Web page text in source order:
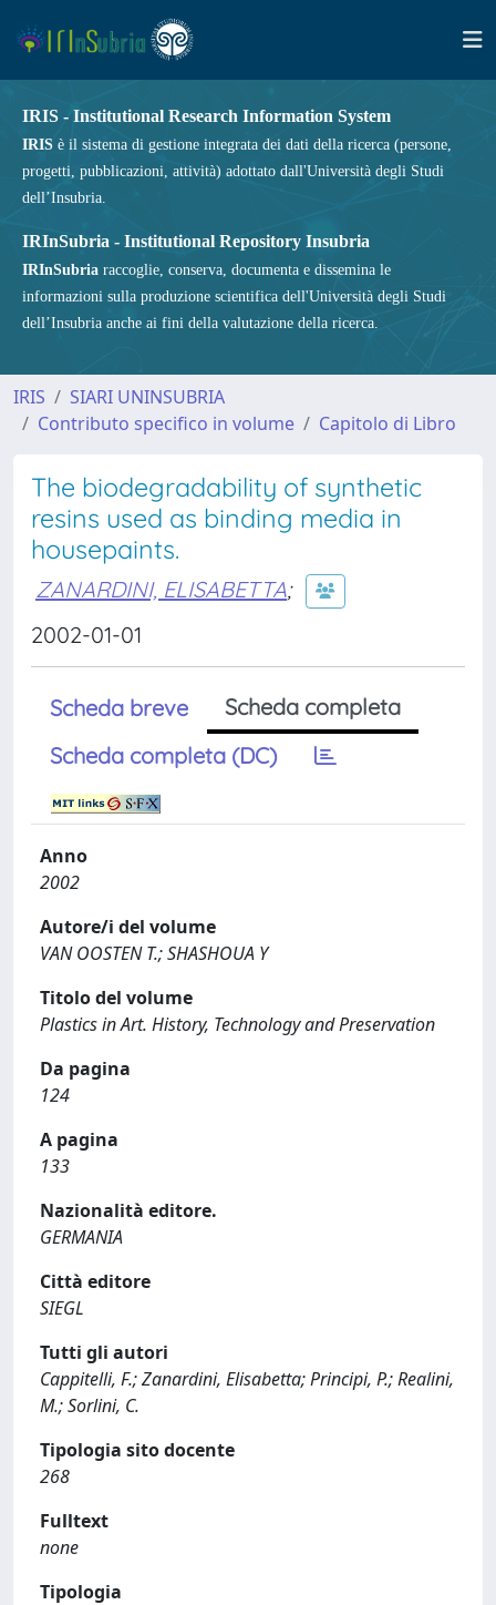
IRIS - Institutional Research Information System
IRIS è il sistema di gestione integrata dei dati della ricerca (persone,
progetti, pubblicazioni, attività) adottato dall'Università degli Studi
dell’Insubria.
IRInSubria - Institutional Repository Insubria
IRInSubria raccoglie, conserva, documenta e dissemina le
informazioni sulla produzione scientifica dell'Università degli Studi
dell’Insubria anche ai fini della valutazione della ricerca.
IRIS
SIARI UNINSUBRIA
Contributo specifico in volume
Capitolo di Libro
The biodegradability of synthetic
resins used as binding media in
housepaints.
ZANARDINI, ELISABETTA;
2002-01-01
Scheda breve
Scheda completa
Scheda completa (DC)
Anno
2002
Autore/i del volume
VAN OOSTEN T.; SHASHOUA Y
Titolo del volume
Plastics in Art. History, Technology and Preservation
Da pagina
124
A pagina
133
Nazionalità editore.
GERMANIA
Città editore
SIEGL
Tutti gli autori
Cappitelli, F.; Zanardini, Elisabetta; Principi, P.; Realini,
M.; Sorlini, C.
Tipologia sito docente
268
Fulltext
none
Tipologia